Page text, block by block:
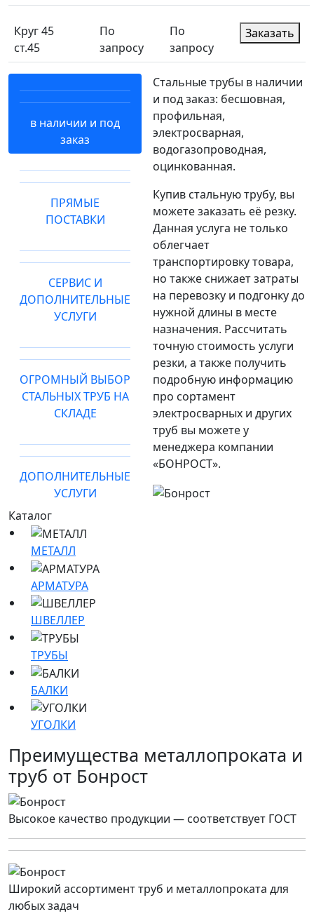
Круг 45
ст.45
По
запросу
По
запросу
Заказать
в наличии и под
заказ
ПРЯМЫЕ
ПОСТАВКИ
СЕРВИС И
ДОПОЛНИТЕЛЬНЫЕ
УСЛУГИ
ОГРОМНЫЙ ВЫБОР
СТАЛЬНЫХ ТРУБ НА
СКЛАДЕ
ДОПОЛНИТЕЛЬНЫЕ
УСЛУГИ
Стальные трубы в наличии
и под заказ: бесшовная,
профильная,
электросварная,
водогазопроводная,
оцинкованная.
Купив стальную трубу, вы
можете заказать её резку.
Данная услуга не только
облегчает
транспортировку товара,
но также снижает затраты
на перевозку и подгонку до
нужной длины в месте
назначения. Рассчитать
точную стоимость услуги
резки, а также получить
подробную информацию
про сортамент
электросварных и других
труб вы можете у
менеджера компании
«БОНРОСТ».
Каталог
МЕТАЛЛ
АРМАТУРА
ШВЕЛЛЕР
ТРУБЫ
БАЛКИ
УГОЛКИ
Преимущества металлопроката и
труб от Бонрост
Высокое качество продукции — соответствует ГОСТ
Широкий ассортимент труб и металлопроката для
любых задач